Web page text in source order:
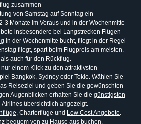
zusammen
von Samstag auf Sonntag ein
3 Monate im Voraus und in der Wochenmitte
insbesondere bei Langstrecken Flügen
in der Wochenmitte bucht, fliegt in der Regel
fliegt, spart beim Flugpreis am meisten.
auch für den Rückflug.
einem Klick zu den attraktivsten
Bangkok, Sydney oder Tokio. Wählen Sie
Reiseziel und geben Sie die gewünschten
Augenblicken erhalten Sie die günstigsten
übersichtlich angezeigt.
, Charterflüge und Low Cost Angebote.
bequem von zu Hause aus buchen.